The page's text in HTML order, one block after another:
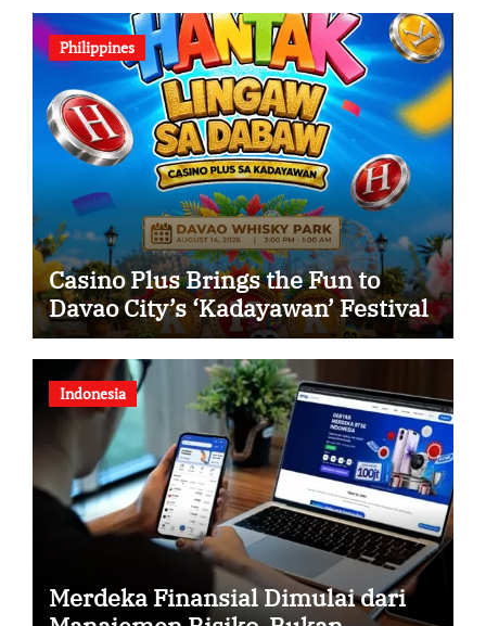
Philippines
Casino Plus Brings the Fun to
Davao City’s ‘Kadayawan’ Festival
Indonesia
Merdeka Finansial Dimulai dari